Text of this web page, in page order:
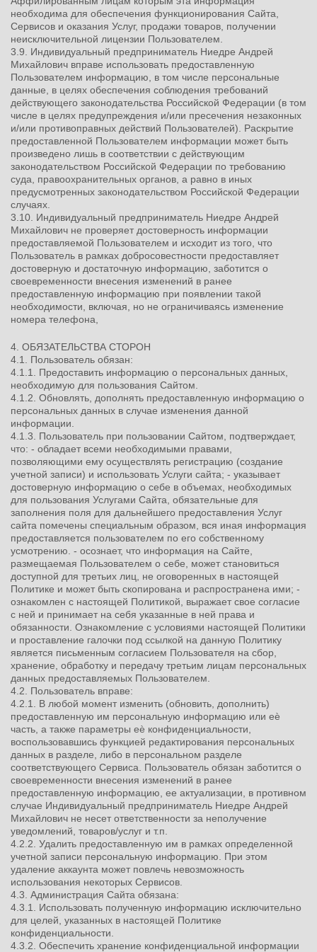
необходима для обеспечения функционирования Сайта,
Сервисов и оказания Услуг, продажи товаров, получении
неисключительной лицензии Пользователем.
3.9. Индивидуальный предприниматель Ниедре Андрей
Михайлович вправе использовать предоставленную
Пользователем информацию, в том числе персональные
данные, в целях обеспечения соблюдения требований
действующего законодательства Российской Федерации (в том
числе в целях предупреждения и/или пресечения незаконных
и/или противоправных действий Пользователей). Раскрытие
предоставленной Пользователем информации может быть
произведено лишь в соответствии с действующим
законодательством Российской Федерации по требованию
суда, правоохранительных органов, а равно в иных
предусмотренных законодательством Российской Федерации
случаях.
3.10. Индивидуальный предприниматель Ниедре Андрей
Михайлович не проверяет достоверность информации
предоставляемой Пользователем и исходит из того, что
Пользователь в рамках добросовестности предоставляет
достоверную и достаточную информацию, заботится о
своевременности внесения изменений в ранее
предоставленную информацию при появлении такой
необходимости, включая, но не ограничиваясь изменение
номера телефона,
4. ОБЯЗАТЕЛЬСТВА СТОРОН
4.1. Пользователь обязан:
4.1.1. Предоставить информацию о персональных данных,
необходимую для пользования Сайтом.
4.1.2. Обновлять, дополнять предоставленную информацию о
персональных данных в случае изменения данной
информации.
4.1.3. Пользователь при пользовании Сайтом, подтверждает,
что: - обладает всеми необходимыми правами,
позволяющими ему осуществлять регистрацию (создание
учетной записи) и использовать Услуги сайта; - указывает
достоверную информацию о себе в объемах, необходимых
для пользования Услугами Сайта, обязательные для
заполнения поля для дальнейшего предоставления Услуг
сайта помечены специальным образом, вся иная информация
предоставляется пользователем по его собственному
усмотрению. - осознает, что информация на Сайте,
размещаемая Пользователем о себе, может становиться
доступной для третьих лиц, не оговоренных в настоящей
Политике и может быть скопирована и распространена ими; -
ознакомлен с настоящей Политикой, выражает свое согласие
с ней и принимает на себя указанные в ней права и
обязанности. Ознакомление с условиями настоящей Политики
и проставление галочки под ссылкой на данную Политику
является письменным согласием Пользователя на сбор,
хранение, обработку и передачу третьим лицам персональных
данных предоставляемых Пользователем.
4.2. Пользователь вправе:
4.2.1. В любой момент изменить (обновить, дополнить)
предоставленную им персональную информацию или еѐ
часть, а также параметры еѐ конфиденциальности,
воспользовавшись функцией редактирования персональных
данных в разделе, либо в персональном разделе
соответствующего Сервиса. Пользователь обязан заботится о
своевременности внесения изменений в ранее
предоставленную информацию, ее актуализации, в противном
случае Индивидуальный предприниматель Ниедре Андрей
Михайлович не несет ответственности за неполучение
уведомлений, товаров/услуг и т.п.
4.2.2. Удалить предоставленную им в рамках определенной
учетной записи персональную информацию. При этом
удаление аккаунта может повлечь невозможность
использования некоторых Сервисов.
4.3. Администрация Сайта обязана:
4.3.1. Использовать полученную информацию исключительно
для целей, указанных в настоящей Политике
конфиденциальности.
4.3.2. Обеспечить хранение конфиденциальной информации